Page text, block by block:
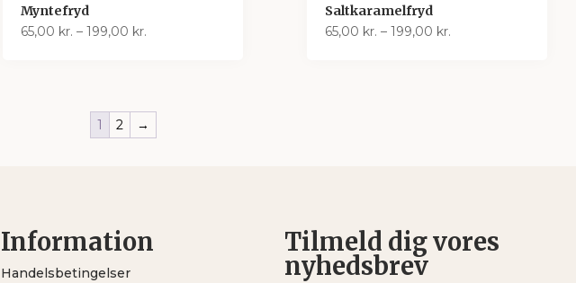
Myntefryd
65,00 kr. – 199,00 kr.
Saltkaramelfryd
65,00 kr. – 199,00 kr.Prisinterval:
1
2 →
Information
Handelsbetingelser
Tilmeld dig vores
nyhedsbrev